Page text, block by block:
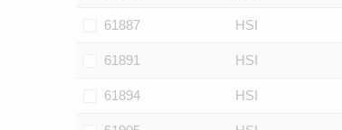
61887 HSI
61891 HSI
61894 HSI